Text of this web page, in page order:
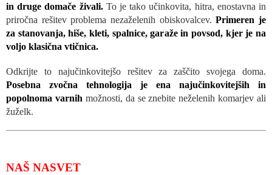
in druge domače živali.To je tako učinkovita, hitra, enostavna in
priročna rešitev problema nezaželenih obiskovalcev.Primeren je
za stanovanja, hiše, kleti, spalnice, garaže in povsod, kjer je na
voljo klasična vtičnica.
Odkrijte to najučinkovitejšo rešitev za zaščito svojega doma.
Posebna zvočna tehnologija je ena najučinkovitejših in
popolnoma varnih možnosti, da se znebite neželenih komarjev ali
žuželk.
NAŠ NASVET